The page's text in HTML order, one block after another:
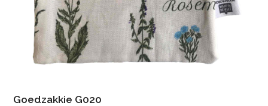
Goedzakkie G020